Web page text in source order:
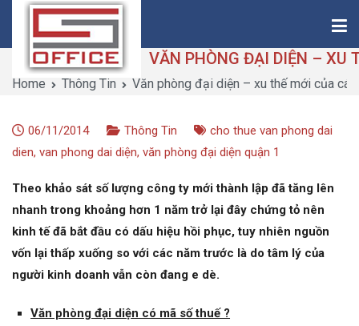
content
Saigon-Office
Saving Is Solution
Home Thông Tin Văn phòng đại diện – xu thế mới của
06/11/2014 Thông Tin
cho thue van phong dai
dien, van phong dai diện, văn phòng đại diện quận 1
Theo khảo sát số lượng công ty mới thành lập đã tăng lên
nhanh trong khoảng hơn 1 năm trở lại đây chứng tỏ nên
kinh tế đã bắt đầu có dấu hiệu hồi phục, tuy nhiên nguồn
vốn lại thấp xuống so với các năm trước là do tâm lý của
người kinh doanh vẫn còn đang e dè.
Văn phòng đại diện có mã số thuế ?